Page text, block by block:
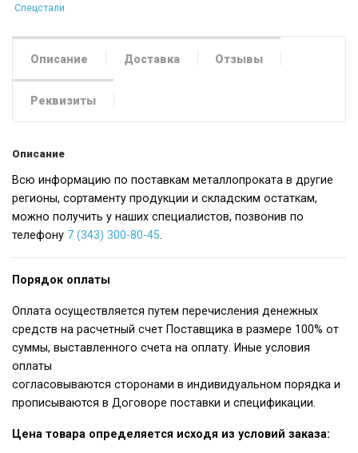
Спецстали
Описание Доставка Отзывы
Реквизиты
Описание
Всю информацию по поставкам металлопроката в другие
регионы, сортаменту продукции и складским остаткам,
можно получить у наших специалистов, позвонив по
телефону 7 (343) 300-80-45
Порядок оплаты
Оплата осуществляется путем перечисления денежных
средств на расчетный счет Поставщика в размере 100% от
суммы, выставленного счета на оплату. Иные условия
оплаты
согласовываются сторонами в индивидуальном порядка и
прописываются в Договоре поставки и спецификации.
Цена товара определяется исходя из условий заказа: